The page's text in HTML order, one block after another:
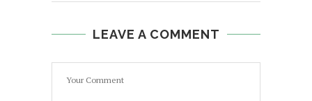
LEAVE A COMMENT